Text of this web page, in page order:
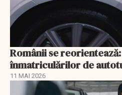
Românii se
înmatriculărilor de
11 MAI 2026